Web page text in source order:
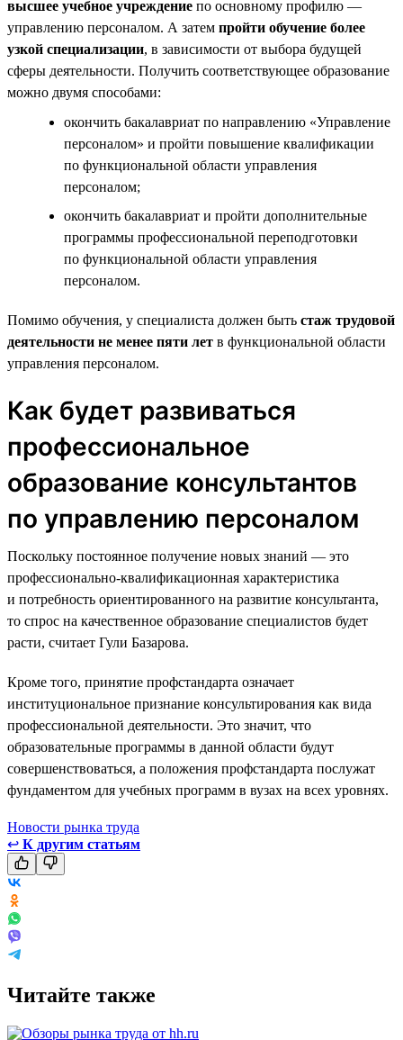
высшее учебное учреждение по основному профилю —
управлению персоналом. А затем пройти обучение более
узкой специализации, в зависимости от выбора будущей
сферы деятельности. Получить соответствующее образование
можно двумя способами:
окончить бакалавриат по направлению «Управление
персоналом» и пройти повышение квалификации
по функциональной области управления
персоналом;
окончить бакалавриат и пройти дополнительные
программы профессиональной переподготовки
по функциональной области управления
персоналом.
Помимо обучения, у специалиста должен быть стаж трудовой
деятельности не менее пяти лет в функциональной области
управления персоналом.
Как будет развиваться
профессиональное
образование консультантов
по управлению персоналом
Поскольку постоянное получение новых знаний — это
профессионально-квалификационная характеристика
и потребность ориентированного на развитие консультанта,
то спрос на качественное образование специалистов будет
расти, считает Гули Базарова.
Кроме того, принятие профстандарта означает
институциональное признание консультирования как вида
профессиональной деятельности. Это значит, что
образовательные программы в данной области будут
совершенствоваться, а положения профстандарта послужат
фундаментом для учебных программ в вузах на всех уровнях.
Новости рынка труда
↩ К другим статьям
Читайте также